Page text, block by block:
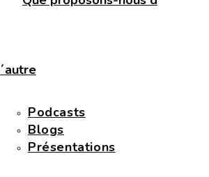
´autre
Podcasts
Blogs
Présentations